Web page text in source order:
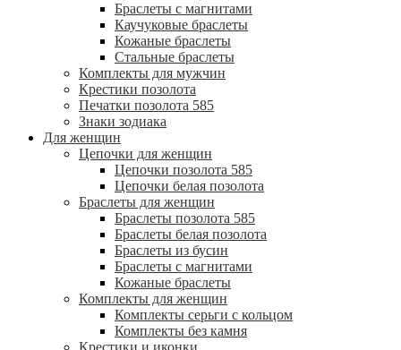
Браслеты с магнитами
Каучуковые браслеты
Кожаные браслеты
Стальные браслеты
Комплекты для мужчин
Крестики позолота
Печатки позолота 585
Знаки зодиака
Для женщин
Цепочки для женщин
Цепочки позолота 585
Цепочки белая позолота
Браслеты для женщин
Браслеты позолота 585
Браслеты белая позолота
Браслеты из бусин
Браслеты с магнитами
Кожаные браслеты
Комплекты для женщин
Комплекты серьги с кольцом
Комплекты без камня
Крестики и иконки